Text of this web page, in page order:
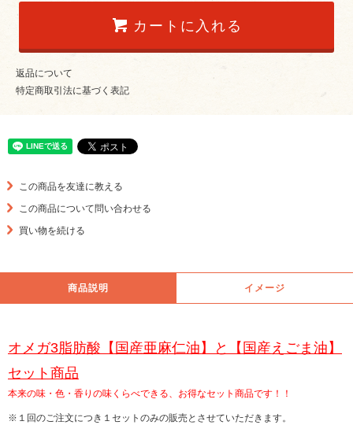
カートに入れる
返品について
特定商取引法に基づく表記
この商品を友達に教える
この商品について問い合わせる
買い物を続ける
商品説明 イメージ
オメガ3脂肪酸【国産亜麻仁油】と【国産えごま油】
セット商品
本来の味・色・香りの味くらべできる、お得なセット商品です！！
※１回のご注文につき１セットのみの販売とさせていただきます。